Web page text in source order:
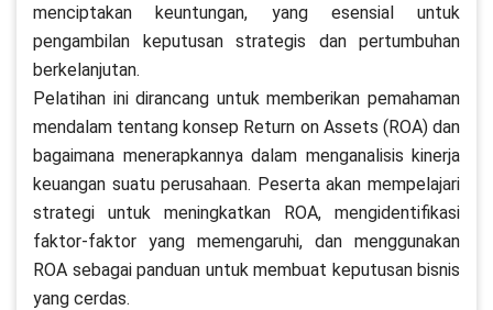
menciptakan keuntungan, yang esensial untuk
pengambilan keputusan strategis dan pertumbuhan
berkelanjutan.
Pelatihan ini dirancang untuk memberikan pemahaman
mendalam tentang konsep Return on Assets (ROA) dan
bagaimana menerapkannya dalam menganalisis kinerja
keuangan suatu perusahaan. Peserta akan mempelajari
strategi untuk meningkatkan ROA, mengidentifikasi
faktor-faktor yang memengaruhi, dan menggunakan
ROA sebagai panduan untuk membuat keputusan bisnis
yang cerdas.